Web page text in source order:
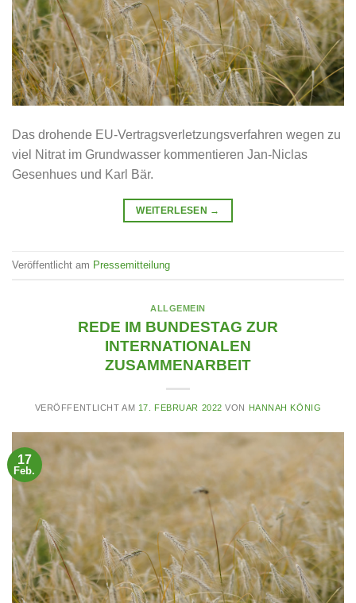
Das drohende EU-Vertragsverletzungsverfahren wegen zu
viel Nitrat im Grundwasser kommentieren Jan-Niclas
Gesenhues und Karl Bär.
WEITERLESEN →
Veröffentlicht am Pressemitteilung
ALLGEMEIN
REDE IM BUNDESTAG ZUR
INTERNATIONALEN
ZUSAMMENARBEIT
VERÖFFENTLICHT AM 17. FEBRUAR 2022 VON HANNAH KÖNIG
17
Feb.